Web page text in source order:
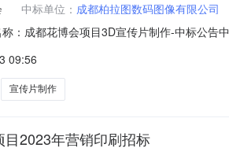
中标单位： 成都柏拉图数码图像有限公司
：成都花博会项目3D宣传片制作-中标公告
09:56
宣传片制作
目2023年营销印刷招标